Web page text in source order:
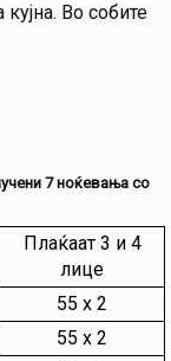
Во собите
7 ноќевања со
Плаќаат 3 и 4
лице
55 х 2
55 х 2